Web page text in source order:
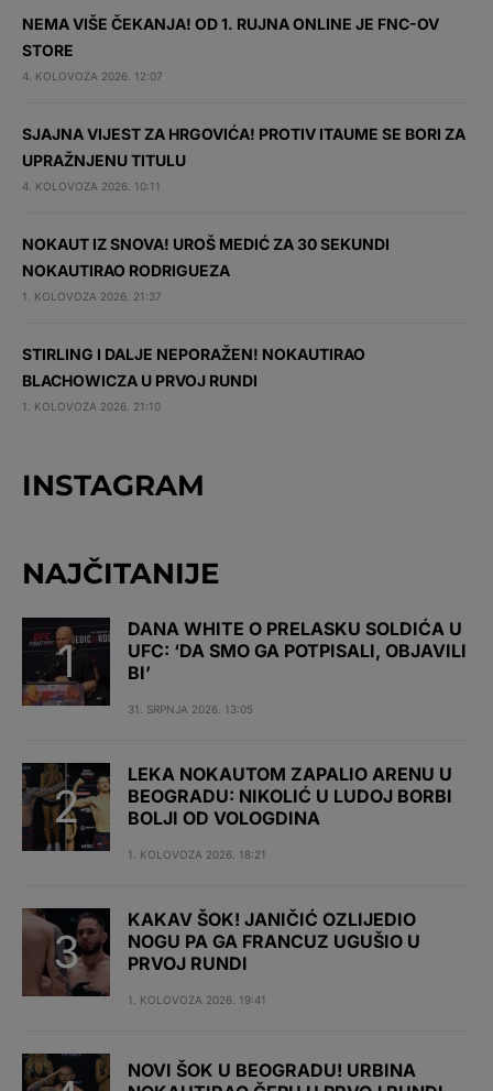
NEMA VIŠE ČEKANJA! OD 1. RUJNA ONLINE JE FNC-OV
STORE
4. KOLOVOZA 2026. 12:07
SJAJNA VIJEST ZA HRGOVIĆA! PROTIV ITAUME SE BORI ZA
UPRAŽNJENU TITULU
4. KOLOVOZA 2026. 10:11
NOKAUT IZ SNOVA! UROŠ MEDIĆ ZA 30 SEKUNDI
NOKAUTIRAO RODRIGUEZA
1. KOLOVOZA 2026. 21:37
STIRLING I DALJE NEPORAŽEN! NOKAUTIRAO
BLACHOWICZA U PRVOJ RUNDI
1. KOLOVOZA 2026. 21:10
INSTAGRAM
NAJČITANIJE
DANA WHITE O PRELASKU SOLDIĆA U
UFC: ‘DA SMO GA POTPISALI, OBJAVILI
BI’
31. SRPNJA 2026. 13:05
LEKA NOKAUTOM ZAPALIO ARENU U
BEOGRADU: NIKOLIĆ U LUDOJ BORBI
BOLJI OD VOLOGDINA
1. KOLOVOZA 2026. 18:21
KAKAV ŠOK! JANIČIĆ OZLIJEDIO
NOGU PA GA FRANCUZ UGUŠIO U
PRVOJ RUNDI
1. KOLOVOZA 2026. 19:41
NOVI ŠOK U BEOGRADU! URBINA